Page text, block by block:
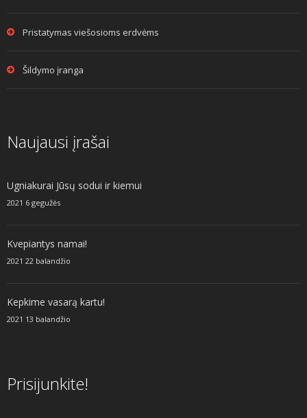
Pristatymas viešosioms erdvėms
Šildymo įranga
Naujausi įrašai
Ugniakurai Jūsų sodui ir kiemui
2021 6 gegužės
Kvepiantys namai!
2021 22 balandžio
Kepkime vasarą kartu!
2021 13 balandžio
Prisijunkite!